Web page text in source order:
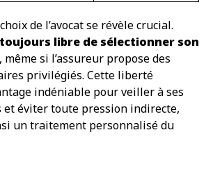
de l’avocat se révèle crucial.
toujours libre de sélectionner son
, même si l’assureur propose des
privilégiés. Cette liberté
indéniable pour veiller à ses
éviter toute pression indirecte,
un traitement personnalisé du